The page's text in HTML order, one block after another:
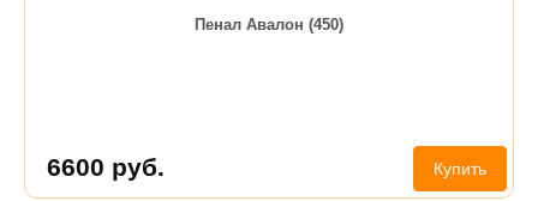
Пенал Авалон (450)
6600 руб. Купить